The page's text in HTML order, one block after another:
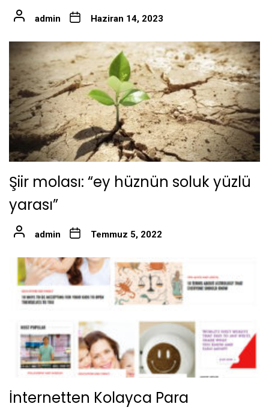
admin Haziran 14, 2023
Şiir molası: “ey hüznün soluk yüzlü
yarası”
admin Temmuz 5, 2022
İnternetten Kolayca Para